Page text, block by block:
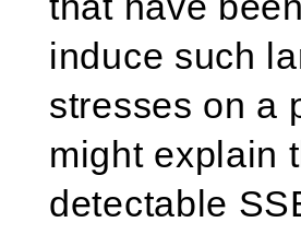
induce such
stresses on a
might explain
detectable